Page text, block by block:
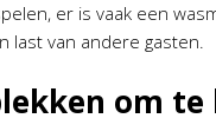
er is vaak een
last van andere gasten.
om te